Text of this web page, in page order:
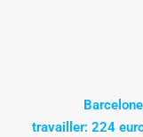
travailler: 224